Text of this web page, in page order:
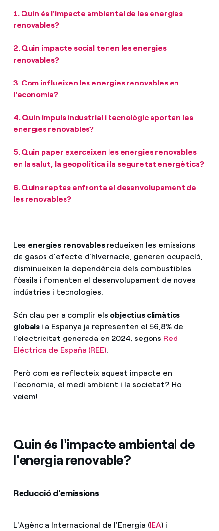
1.Quin és l'impacte ambiental de les energies
renovables?
2.Quin impacte social tenen les energies
renovables?
3.Com influeixen les energies renovables en
l'economia?
4.Quin impuls industrial i tecnològic aporten les
energies renovables?
5.Quin paper exerceixen les energies renovables
en la salut, la geopolítica i la seguretat energètica?
6.Quins reptes enfronta el desenvolupament de
les renovables?
Les energies renovablesredueixen les emissions
de gasos d'efecte d'hivernacle, generen ocupació,
disminueixen la dependència dels combustibles
fòssils i fomenten el desenvolupament de noves
indústries i tecnologies.
Són clau per a complir els objectius climàtics
globals i a Espanya ja representen el 56,8% de
l'electricitat generada en 2024, segons Red
Eléctrica de España (REE).
Però com es reflecteix aquest impacte en
l'economia, el medi ambient i la societat? Ho
veiem!
Quin és l'impacte ambiental de
l'energia renovable?
Reducció d'emissions
L'Agència Internacional de l'Energia (IEA) i